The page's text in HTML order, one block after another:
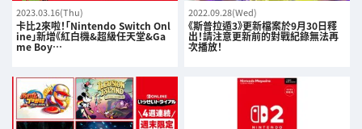
2023.03.16(Thu)
卡比2來啦！「Nintendo Switch Onl
ine」新增《紅白機&超級任天堂&Ga
me Boy…
2022.09.28(Wed)
《斯普拉遁3》更新檔案於9月30日釋
出！請注意更新前的對戰紀錄無法再
次播放！